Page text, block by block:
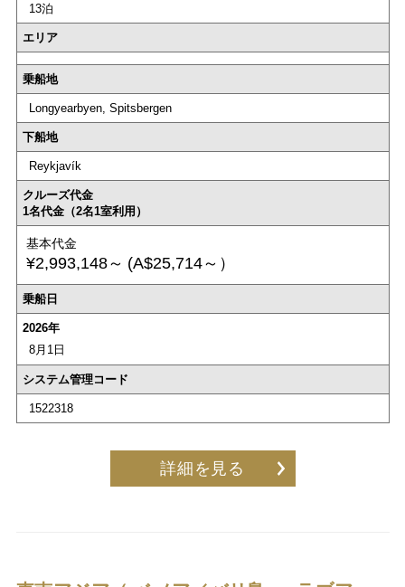
13泊
エリア
乗船地
Longyearbyen, Spitsbergen
下船地
Reykjavík
クルーズ代金
1名代金（2名1室利用）
基本代金
¥2,993,148～ (A$25,714～）
乗船日
2026年
8月1日
システム管理コード
1522318
詳細を見る